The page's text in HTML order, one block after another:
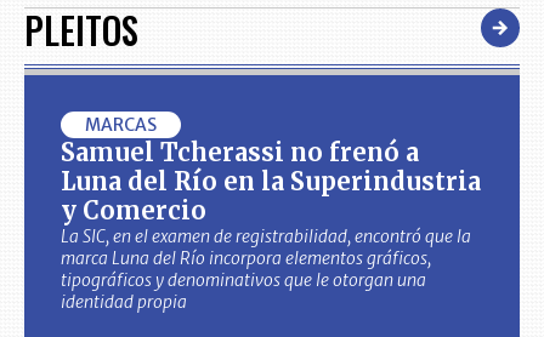
PLEITOS
MARCAS
Samuel Tcherassi no frenó a
Luna del Río en la Superindustria
y Comercio
La SIC, en el examen de registrabilidad, encontró que la
marca Luna del Río incorpora elementos gráficos,
tipográficos y denominativos que le otorgan una
identidad propia